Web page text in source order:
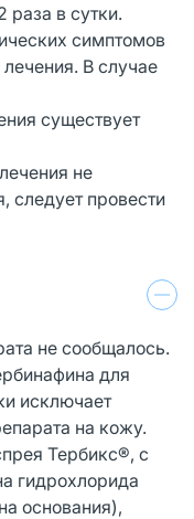
раза в сутки.
симптомов
В случае
существует
не
следует провести
не сообщалось.
для
исключает
на кожу.
Тербикс®, с
гидрохлорида
основания),